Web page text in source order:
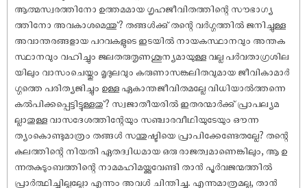
ആത്മസ്വരത്തിനോ ഉത്തമമായ ഗൃഹജീവിതത്തിന്റെ സൗഭാഗ്യ
ത്തിനോ അവകാശമെന്തു്? തങ്ങൾക്കു് തന്റെ വർഗ്ഗത്തിൽ ജനിച്ചുള്ള
അവാന്തരങ്ങളായ പറവകളുടെ ഇടയിൽ നായകസ്ഥാനവും അന്തക
സ്ഥാനവും വഹിച്ചും ജലതരുതൃണശൂന്യമായുള്ള വല്ല പർവതാഗ്രശില
യിലും വാസംചെയ്തും മൃദുലവും കരുണാസങ്കലിതവുമായ ജീവികാമാർ
ഗ്ഗത്തെ പരിത്യജിച്ചും ഉള്ള ഏകാന്തജീവിതമല്ലേ വിധിയാൽത്തന്നെ
കൽപിക്കപ്പെട്ടിട്ടുള്ളതു്? സ്വജാതീയരിൽ ഇതരന്മാർക്കു് പ്രാപല്യമ
ല്ലാതുള്ള വാസദേശത്തിന്റേയും സഞ്ചാരവീഥിയുടേയും ഔന്ന
ത്യംകൊണ്ടുമാത്രം തങ്ങൾ സന്തുഷ്ടിയെ പ്രാപിക്കേണ്ടേതല്ലേ? തന്റെ
കുലത്തിന്റെ നിയതി ഏതദ്വിധമായ ഒരു രാജത്വമാണെങ്കിലും, ആ ഉ
ന്നതകുടുംബത്തിന്റെ നാമമഹിമയ്ക്കുവേണ്ടി താൻ പൂർവജന്മത്തിൽ
പ്രാർത്ഥിച്ചില്ലല്ലോ എന്നും അവൾ ചിന്തിച്ചു. എന്നുമാത്രമല്ല, താൻ